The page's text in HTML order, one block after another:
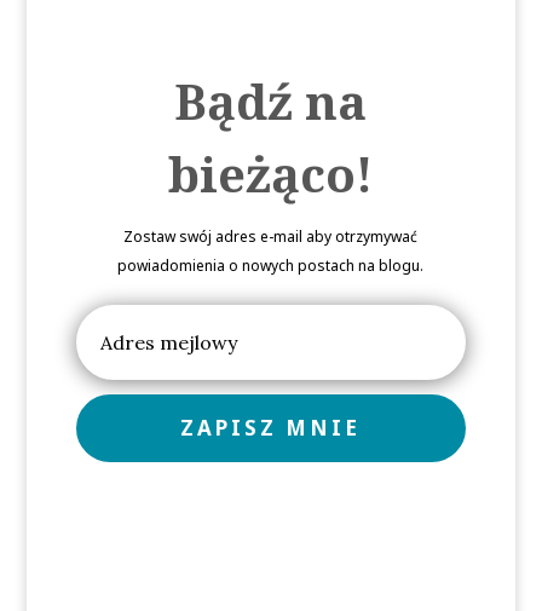
Bądź na
bieżąco!
Zostaw swój adres e-mail aby otrzymywać
powiadomienia o nowych postach na blogu.
ZAPISZ MNIE